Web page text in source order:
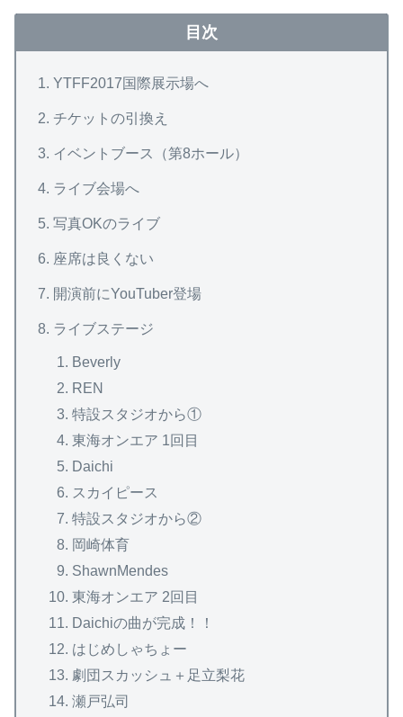
目次
YTFF2017国際展示場へ
チケットの引換え
イベントブース（第8ホール）
ライブ会場へ
写真OKのライブ
座席は良くない
開演前にYouTuber登場
ライブステージ
Beverly
REN
特設スタジオから①
東海オンエア 1回目
Daichi
スカイピース
特設スタジオから②
岡崎体育
ShawnMendes
東海オンエア 2回目
Daichiの曲が完成！！
はじめしゃちょー
劇団スカッシュ＋足立梨花
瀬戸弘司